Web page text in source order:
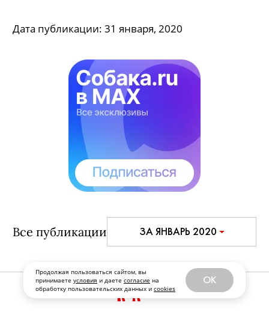
Продолжая пользоваться сайтом, вы
принимаете условия и даете согласие на
обработку пользовательских данных и cookies
OK
Все публикации ЗА ЯНВАРЬ 2020